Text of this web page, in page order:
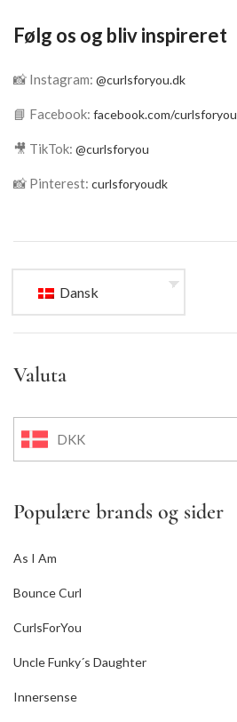
Følg os og bliv inspireret
📸 Instagram: @curlsforyou.dk
📘 Facebook: facebook.com/curlsforyou
🎥 TikTok: @curlsforyou
📸 Pinterest: curlsforyoudk
Dansk
Valuta
DKK
Populære brands og sider
As I Am
Bounce Curl
CurlsForYou
Uncle Funky´s Daughter
Innersense